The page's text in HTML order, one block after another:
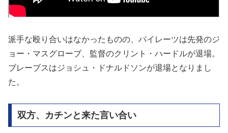
派手な殴り合いはなかったものの、パイレーツは先発のジ
ョー・マスグローブ、監督のクリント・ハードルが退場。
ブレーブスはジョシュ・ドナルドソンが退場となりまし
た。
双方、カチンと来た言い合い